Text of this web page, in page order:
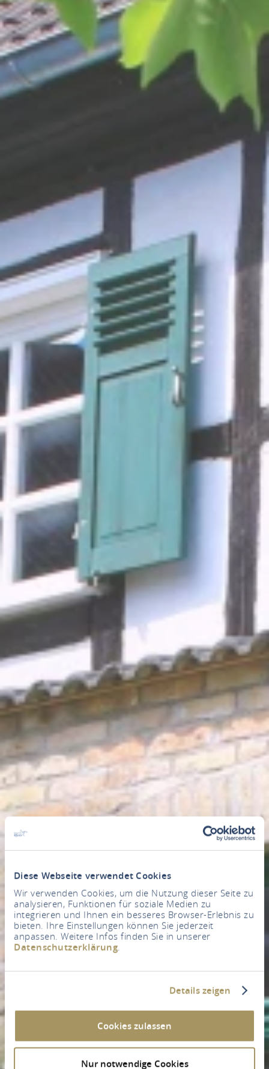
Diese Webseite verwendet Cookies
Wir verwenden Cookies, um die Nutzung dieser Seite zu
analysieren, Funktionen für soziale Medien zu
integrieren und Ihnen ein besseres Browser-Erlebnis zu
bieten. Ihre Einstellungen können Sie jederzeit
anpassen. Weitere Infos finden Sie in unserer
Datenschutzerklärung.
Details zeigen
Cookies zulassen
Nur notwendige Cookies